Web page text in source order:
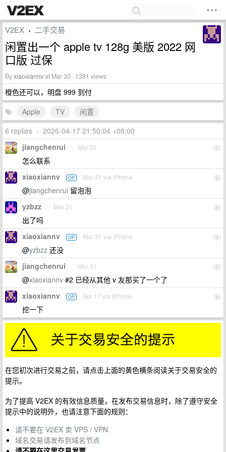
V2EX › 二手交易
闲置出一个 apple tv 128g 美版 2022 网
口版 过保
Byxiaoxiannvat Mar 30 · 1381 views
橙色还可以，明盘 999 到付
Apple
TV
闲置
6 replies • 2026-04-17 21:50:04 +08:00
1
jiangchenrui Mar 31
怎么联系
2
xiaoxiannv OP Mar 31 via iPhone
@jiangchenrui 留泡泡
3
yzbzz Mar 31
出了吗
4
xiaoxiannv OP Mar 31 via iPhone
@yzbzz 还没
5
jiangchenrui Mar 31
@xiaoxiannv #2 已经从其他 v 友那买了一个了
6
xiaoxiannv OP Apr 17 via iPhone
挖一下
在您初次进行交易之前，请点击上面的黄色横条阅读关于交易安全的
提示。
为了提高 V2EX 的有效信息质量，在发布交易信息时，除了遵守安全
提示中的说明外，也请注意下面的规则：
请不要在 V2EX 卖 VPS / VPN
域名交易请发布到域名节点